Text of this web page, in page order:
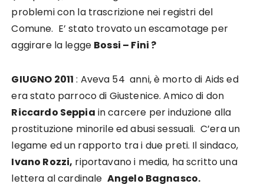
problemi con la trascrizione nei registri del
Comune. E’ stato trovato un escamotage per
aggirare la legge Bossi – Fini ?
GIUGNO 2011 : Aveva 54 anni, è morto di Aids ed
era stato parroco di Giustenice. Amico di don
Riccardo Seppia in carcere per induzione alla
prostituzione minorile ed abusi sessuali. C’era un
legame ed un rapporto tra i due preti. Il sindaco,
Ivano Rozzi, riportavano i media, ha scritto una
lettera al cardinale Angelo Bagnasco.